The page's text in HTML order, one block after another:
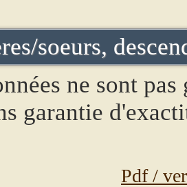
soeurs,
ne sont
garantie
Pdf /